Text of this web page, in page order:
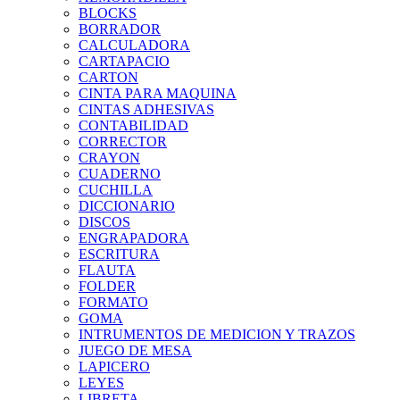
BLOCKS
BORRADOR
CALCULADORA
CARTAPACIO
CARTON
CINTA PARA MAQUINA
CINTAS ADHESIVAS
CONTABILIDAD
CORRECTOR
CRAYON
CUADERNO
CUCHILLA
DICCIONARIO
DISCOS
ENGRAPADORA
ESCRITURA
FLAUTA
FOLDER
FORMATO
GOMA
INTRUMENTOS DE MEDICION Y TRAZOS
JUEGO DE MESA
LAPICERO
LEYES